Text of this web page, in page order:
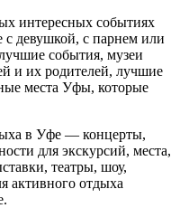
интересных событиях
девушкой, с парнем или
события, музеи
и их родителей, лучшие
места Уфы, которые
в Уфе — концерты,
для экскурсий, места,
театры, шоу,
активного отдыха